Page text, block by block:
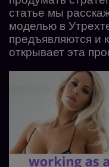
статье мы
моделью в
предъявляются и
открывает эта